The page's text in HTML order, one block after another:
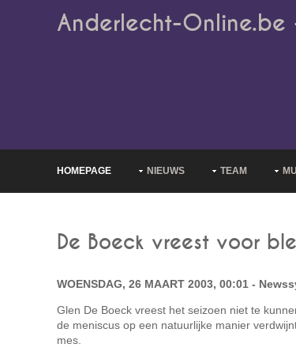
Anderlecht-Online.be
HOMEPAGE NIEUWS TEAM
De Boeck vreest voor
WOENSDAG, 26 MAART 2003, 00:01 -
Glen De Boeck vreest het seizoen niet te
de meniscus op een natuurlijke manier
mes.